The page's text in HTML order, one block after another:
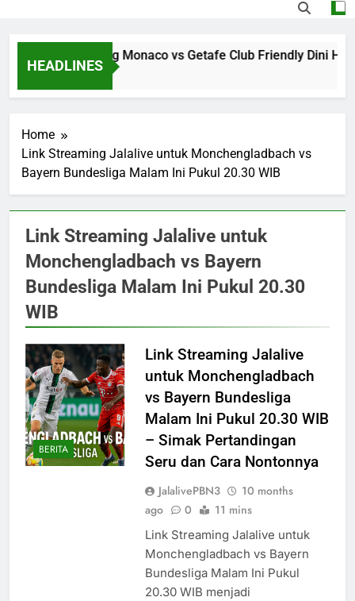
HEADLINES
Jalalive Streaming Monaco vs Getafe Club Friendly Dini
10 Hours Ago
Home
Link Streaming Jalalive untuk Monchengladbach vs
Bayern Bundesliga Malam Ini Pukul 20.30 WIB
Link Streaming Jalalive untuk
Monchengladbach vs Bayern
Bundesliga Malam Ini Pukul 20.30
WIB
BERITA
Link Streaming Jalalive
untuk Monchengladbach
vs Bayern Bundesliga
Malam Ini Pukul 20.30 WIB
– Simak Pertandingan
Seru dan Cara Nontonnya
JalalivePBN3
10 months
ago
0 11 mins
Link Streaming Jalalive untuk
Monchengladbach vs Bayern
Bundesliga Malam Ini Pukul
20.30 WIB menjadi